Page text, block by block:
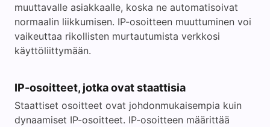
muuttavalle asiakkaalle, koska ne automatisoivat
normaalin liikkumisen. IP-osoitteen muuttuminen voi
vaikeuttaa rikollisten murtautumista verkkosi
käyttöliittymään.
IP-osoitteet, jotka ovat staattisia
Staattiset osoitteet ovat johdonmukaisempia kuin
dynaamiset IP-osoitteet. IP-osoitteen määrittää